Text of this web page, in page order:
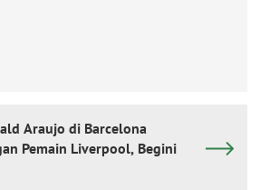
Araujo di Barcelona
Pemain Liverpool, Begini